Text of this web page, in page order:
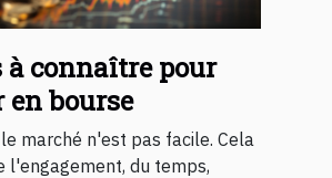
à connaître pour
bourse
marché n'est pas facile. Cela
l'engagement, du temps,